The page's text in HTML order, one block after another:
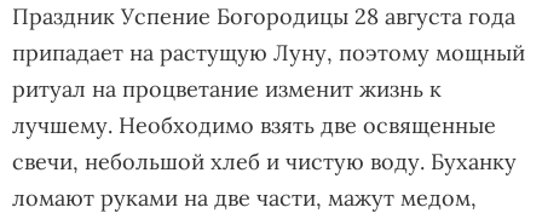
Праздник Успение Богородицы 28 августа года
припадает на растущую Луну, поэтому мощный
ритуал на процветание изменит жизнь к
лучшему. Необходимо взять две освященные
свечи, небольшой хлеб и чистую воду. Буханку
ломают руками на две части, мажут медом,